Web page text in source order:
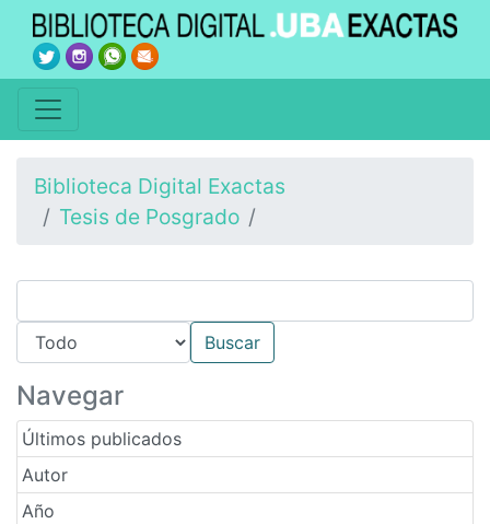
Biblioteca Digital Exactas
Tesis de Posgrado
Navegar
Últimos publicados
Autor
Año